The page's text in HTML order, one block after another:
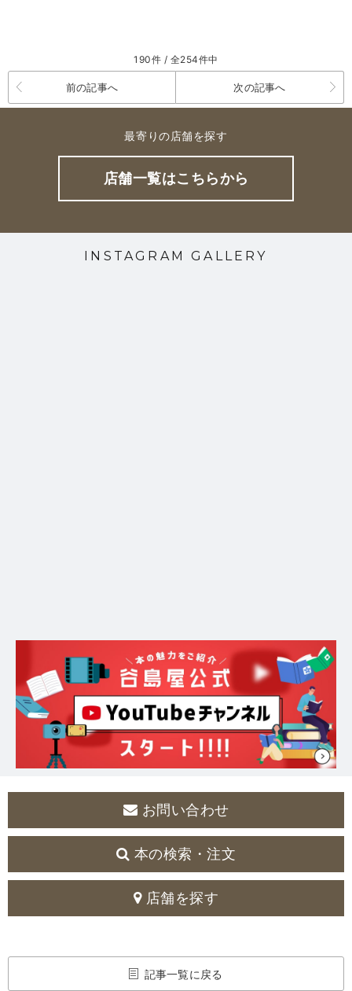
190件 / 全254件中
前の記事へ 次の記事へ
最寄りの店舗を探す
店舗一覧はこちらから
INSTAGRAM GALLERY
お問い合わせ
本の検索・注文
店舗を探す
記事一覧に戻る